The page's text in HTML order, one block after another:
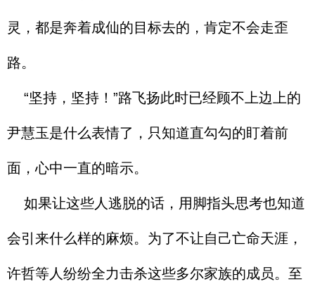
灵，都是奔着成仙的目标去的，肯定不会走歪
路。
“坚持，坚持！”路飞扬此时已经顾不上边上的
尹慧玉是什么表情了，只知道直勾勾的盯着前
面，心中一直的暗示。
如果让这些人逃脱的话，用脚指头思考也知道
会引来什么样的麻烦。为了不让自己亡命天涯，
许哲等人纷纷全力击杀这些多尔家族的成员。至